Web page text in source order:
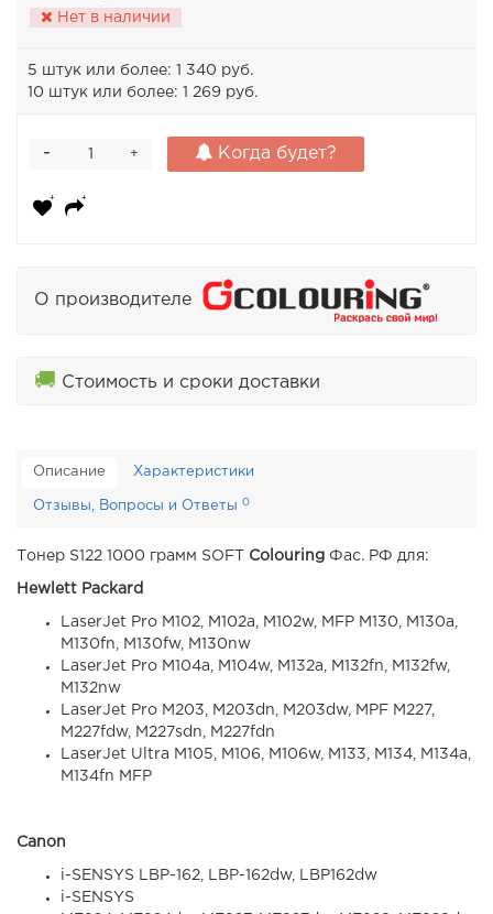
Нет в наличии
5 штук или более: 1 340 руб.
10 штук или более: 1 269 руб.
+
- Когда будет?
О производителе
🚚 Стоимость и сроки доставки
Описание Характеристики
Отзывы, Вопросы и Ответы 0
Тонер S122 1000 грамм SOFT Colouring Фас. РФ для:
Hewlett Packard
LaserJet Pro M102, M102a, M102w, MFP M130, M130a,
M130fn, M130fw, M130nw
LaserJet Pro M104a, M104w, M132a, M132fn, M132fw,
M132nw
LaserJet Pro M203, M203dn, M203dw, MPF M227,
M227fdw, M227sdn, M227fdn
LaserJet Ultra M105, M106, M106w, M133, M134, M134a,
M134fn MFP
Canon
i-SENSYS LBP-162, LBP-162dw, LBP162dw
i-SENSYS